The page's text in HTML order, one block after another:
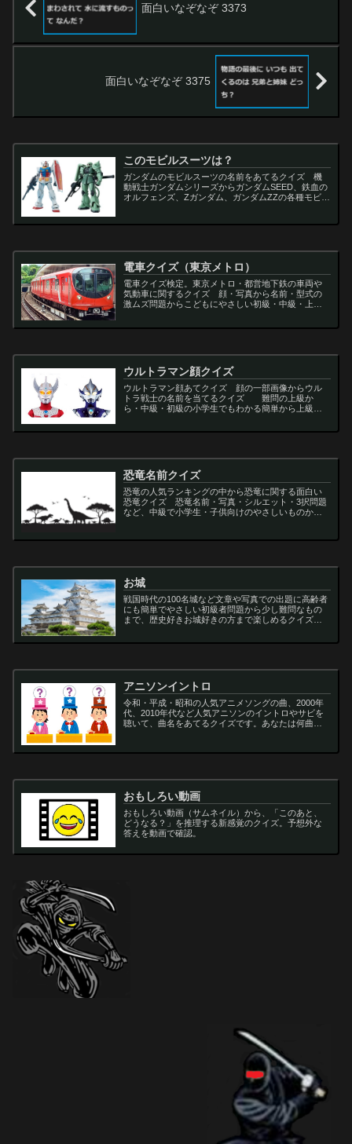
面白いなぞなぞ 3373
面白いなぞなぞ 3375
このモビルスーツは？
ガンダムのモビルスーツの名前をあてるクイズ 機
動戦士ガンダムシリーズからガンダムSEED、鉄血の
オルフェンズ、Zガンダム、ガンダムZZの各種モビル
電車クイズ（東京メトロ）
電車クイズ検定。東京メトロ・都営地下鉄の車両や
気動車に関するクイズ 顔・写真から名前・型式の
激ムズ問題からこどもにやさしい初級・中級・上級
ウルトラマン顔クイズ
ウルトラマン顔あてクイズ 顔の一部画像からウル
トラ戦士の名前を当てるクイズ 難問の上級か
ら・中級・初級の小学生でもわかる簡単から上級者
恐竜名前クイズ
恐竜の人気ランキングの中から恐竜に関する面白い
恐竜クイズ 恐竜名前・写真・シルエット・3択問題
など、中級で小学生・子供向けのやさしいものから
サ...
お城
戦国時代の100名城など文章や写真での出題に高齢者
にも簡単でやさしい初級者問題から少し難問なもの
まで、歴史好きお城好きの方まで楽しめるクイズで
アニソンイントロ
令和・平成・昭和の人気アニメソングの曲、2000年
代、2010年代など人気アニソンのイントロやサビを
聴いて、曲名をあてるクイズです。あなたは何曲わ
おもしろい動画
おもしろい動画（サムネイル）から、「このあと、
どうなる？」を推理する新感覚のクイズ。予想外な
答えを動画で確認。